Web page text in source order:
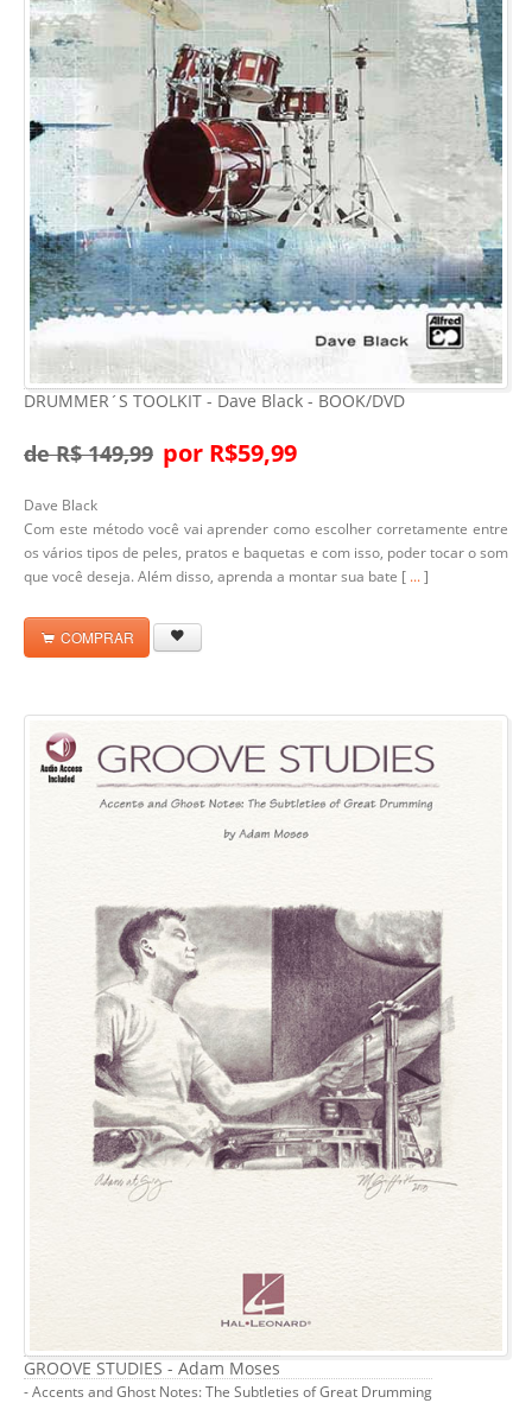
DRUMMER´S TOOLKIT - Dave Black - BOOK/DVD
de R$ 149,99 por R$59,99
Dave Black
Com este método você vai aprender como escolher corretamente entre
os vários tipos de peles, pratos e baquetas e com isso, poder tocar o som
que você deseja. Além disso, aprenda a montar sua bate [ ...]
COMPRAR
GROOVE STUDIES - Adam Moses
- Accents and Ghost Notes: The Subtleties of Great Drumming